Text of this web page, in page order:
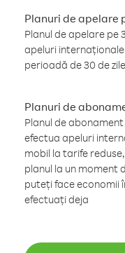
Planuri de apelare
Planul de apelare pe
apeluri
perioadă de 30 de
Planuri de
Planul de
efectua apeluri
mobil la tarife
planul la un moment
puteți face economii
efectuați deja